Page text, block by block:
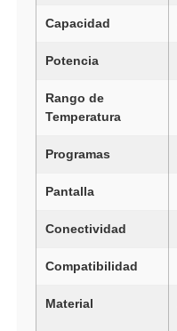
Capacidad
Potencia
Rango de
Temperatura
Programas
Pantalla
Conectividad
Compatibilidad
Material